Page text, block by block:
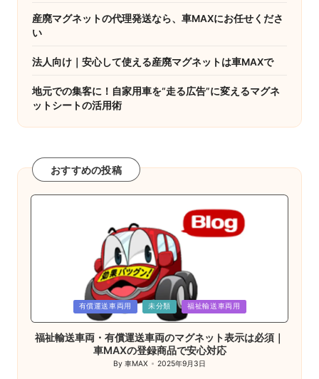
産廃マグネットの代理発送なら、車MAXにお任せくださ
い
法人向け｜安心して使える産廃マグネットは車MAXで
地元での集客に！自家用車を“走る広告”に変えるマグネ
ットシートの活用術
おすすめの投稿
in
有償運送車両用 未分類 福祉輸送車両用
福祉輸送車両・有償運送車両のマグネット表示は必須｜
車MAXの登録商品で安心対応
Posted
By車MAX 2025年9月3日